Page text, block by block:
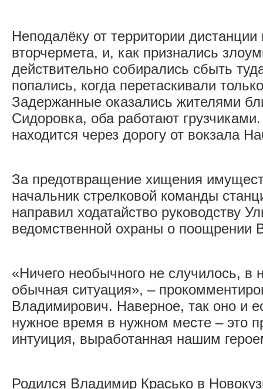
Неподалёку от территории
вторчермета, и, как признались
действительно собирались сбыть
попались, когда перетаскивали
Задержанные оказались жителями
Сидоровка, оба работают
находится через дорогу от вокзала
За предотвращение хищения
начальник стрелковой команды
направил ходатайство руководству
ведомственной охраны о поощрении
«Ничего необычного не случилось, в
обычная ситуация», –
Владимирович. Наверное, так оно и
нужное время в нужном месте – это
интуиция, выработанная нашим
Родился Владимир Красько в